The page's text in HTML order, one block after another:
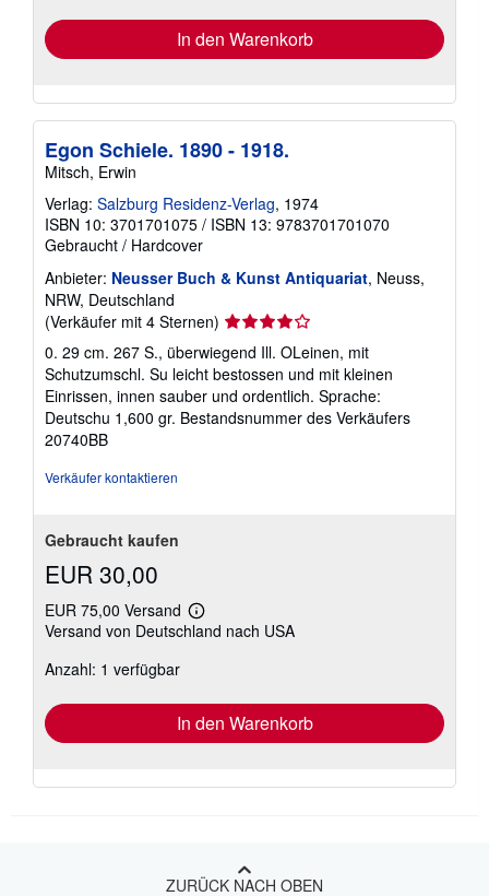
In den Warenkorb
Egon Schiele. 1890 - 1918.
Mitsch, Erwin
Verlag: Salzburg Residenz-Verlag, 1974
ISBN 10: 3701701075 / ISBN 13: 9783701701070
Gebraucht / Hardcover
Anbieter: Neusser Buch & Kunst Antiquariat, Neuss,
NRW, Deutschland
(Verkäufer mit 4 Sternen) Verkäuferbewertung
von
5
Sternen
0. 29 cm. 267 S., überwiegend Ill. OLeinen, mit
Schutzumschl. Su leicht bestossen und mit kleinen
Einrissen, innen sauber und ordentlich. Sprache:
Deutschu 1,600 gr. Bestandsnummer des Verkäufers
20740BB
Verkäufer kontaktieren
Gebraucht kaufen
EUR 30,00
EUR 75,00 Versand
Weitere
Informationen
Versand von Deutschland nach USA
Anzahl: 1 verfügbar
In den Warenkorb
ZURÜCK NACH OBEN